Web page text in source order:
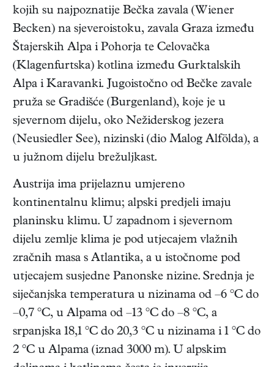
kojih su najpoznatije Bečka zavala (Wiener
Becken) na sjeveroistoku, zavala Graza između
Štajerskih Alpa i Pohorja te Celovačka
(Klagenfurtska) kotlina između Gurktalskih
Alpa i Karavanki. Jugoistočno od Bečke zavale
pruža se Gradišće (Burgenland), koje je u
sjevernom dijelu, oko Nežiderskog jezera
(Neusiedler See), nizinski (dio Malog Alfölda), a
u južnom dijelu brežuljkast.
Austrija ima prijelaznu umjereno
kontinentalnu klimu; alpski predjeli imaju
planinsku klimu. U zapadnom i sjevernom
dijelu zemlje klima je pod utjecajem vlažnih
zračnih masa s Atlantika, a u istočnome pod
utjecajem susjedne Panonske nizine. Srednja je
siječanjska temperatura u nizinama od –6 °C do
–0,7 °C, u Alpama od –13 °C do –8 °C, a
srpanjska 18,1 °C do 20,3 °C u nizinama i 1 °C do
2 °C u Alpama (iznad 3000 m). U alpskim